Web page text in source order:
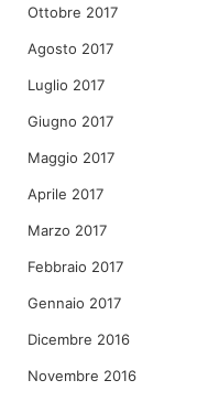
Ottobre 2017
Agosto 2017
Luglio 2017
Giugno 2017
Maggio 2017
Aprile 2017
Marzo 2017
Febbraio 2017
Gennaio 2017
Dicembre 2016
Novembre 2016